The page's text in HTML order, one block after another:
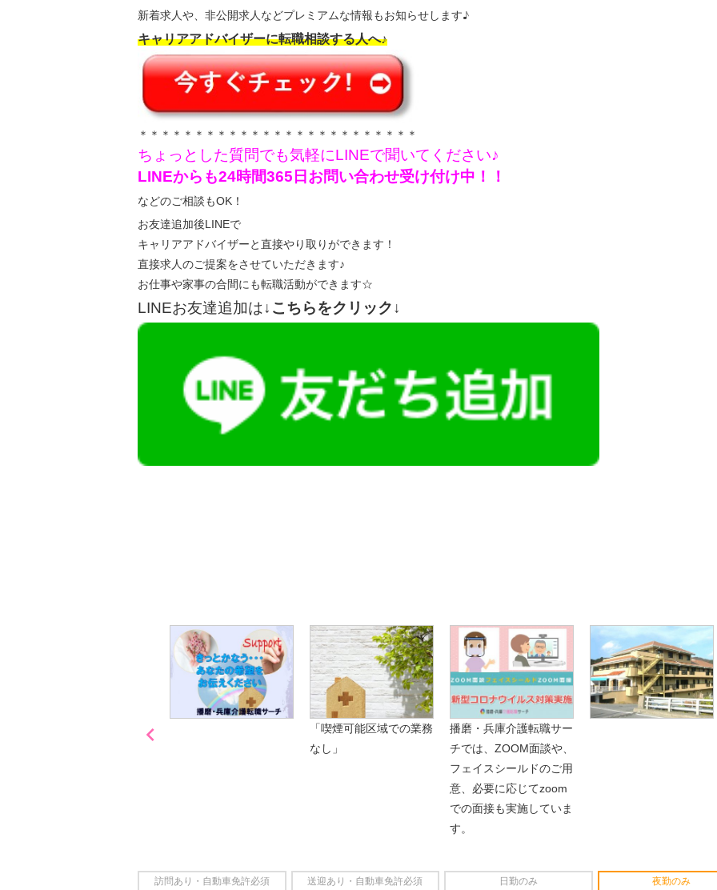
新着求人や、非公開求人などプレミアムな情報もお知らせします♪
キャリアアドバイザーに転職相談する人へ♪
＊＊＊＊＊＊＊＊＊＊＊＊＊＊＊＊＊＊＊＊＊＊＊＊＊
ちょっとした質問でも気軽にLINEで聞いてください♪
LINEからも24時間365日お問い合わせ受け付け中！！
などのご相談もOK！
お友達追加後LINEで
キャリアアドバイザーと直接やり取りができます！
直接求人のご提案をさせていただきます♪
お仕事や家事の合間にも転職活動ができます☆
LINEお友達追加は↓こちらをクリック↓
「喫煙可能区域での業務
なし」
播磨・兵庫介護転職サー
チでは、ZOOM面談や、
フェイスシールドのご用
意、必要に応じてzoom
での面接も実施していま
す。

訪問あり・自動車免許必須 送迎あり・自動車免許必須 日勤のみ 夜勤のみ